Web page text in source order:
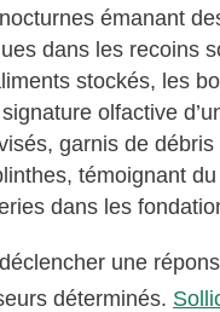
émanant
dans les recoins
stockés, les
olfactive
garnis de
témoignant
dans les
une
déterminés.